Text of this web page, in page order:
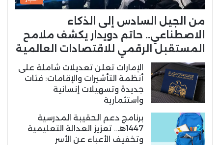
من الجيل السادس إلى الذكاء
الاصطناعي.. حاتم دويدار يكشف ملامح
المستقبل الرقمي للاقتصادات العالمية
الإمارات تعلن تعديلات شاملة على
أنظمة التأشيرات والإقامات: فئات
جديدة وتسهيلات إنسانية
واستثمارية
برنامج دعم الحقيبة المدرسية
1447هـ.. تعزيز العدالة التعليمية
وتخفيف الأعباء عن الأسر